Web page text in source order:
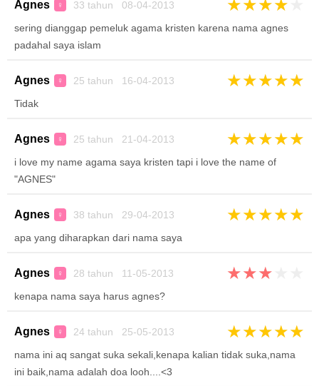
Agnes ♀ 33 tahun 08-04-2013 ★★★★
sering dianggap pemeluk agama kristen karena nama agnes
padahal saya islam
Agnes ♀ 25 tahun 16-04-2013 ★★★★★
Tidak
Agnes ♀ 25 tahun 21-04-2013 ★★★★★
i love my name agama saya kristen tapi i love the name of
"AGNES"
Agnes ♀ 38 tahun 29-04-2013 ★★★★★
apa yang diharapkan dari nama saya
Agnes ♀ 28 tahun 11-05-2013 ★★★
kenapa nama saya harus agnes?
Agnes ♀ 24 tahun 25-05-2013 ★★★★★
nama ini aq sangat suka sekali,kenapa kalian tidak suka,nama
ini baik,nama adalah doa looh....<3